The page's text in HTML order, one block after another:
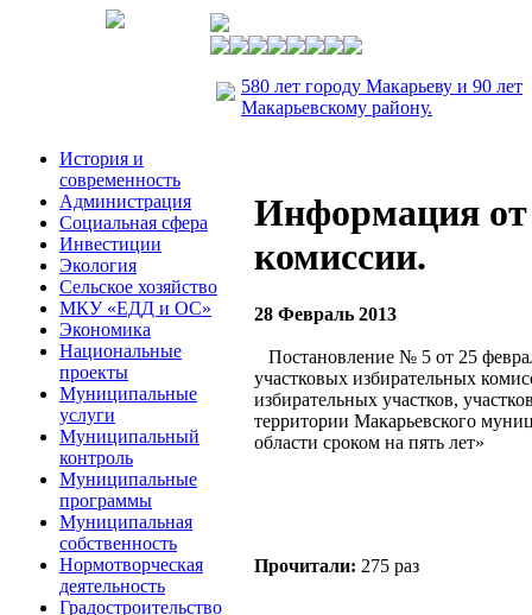
580 лет городу Макарьеву и 90 лет
Макарьевскому району.
История и
современность
Администрация
Социальная сфера
Инвестиции
Экология
Сельское хозяйство
МКУ «ЕДД и ОС»
Экономика
Национальные
проекты
Муниципальные
услуги
Муниципальный
контроль
Муниципальные
программы
Муниципальная
собственность
Нормотворческая
деятельность
Градостроительство
Информация от
комиссии.
28 Февраль 2013
Постановление № 5 от 25
участковых избирательных
избирательных участков,
территории Макарьевского
области сроком на пять лет»
Прочитали: 275 раз